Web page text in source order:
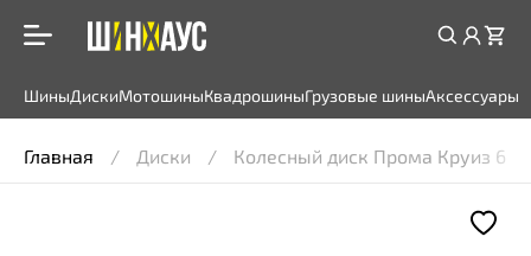
ШиныДискиМотошиныКвадрошиныГрузовые шиныАксессуары
Главная Диски Колесный диск Прома Круиз